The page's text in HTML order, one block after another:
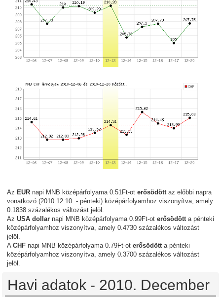
Az EUR napi MNB középárfolyama 0.51Ft-ot erősödött az előbbi napra
vonatkozó (2010.12.10. - pénteki) középárfolyamhoz viszonyítva, amely
0.1838 százalékos változást jelöl.
Az USA dollar napi MNB középárfolyama 0.99Ft-ot erősödött a pénteki
középárfolyamhoz viszonyítva, amely 0.4730 százalékos változást
jelöl.
A CHF napi MNB középárfolyama 0.79Ft-ot erősödött a pénteki
középárfolyamhoz viszonyítva, amely 0.3700 százalékos változást
jelöl.
Havi adatok - 2010. December